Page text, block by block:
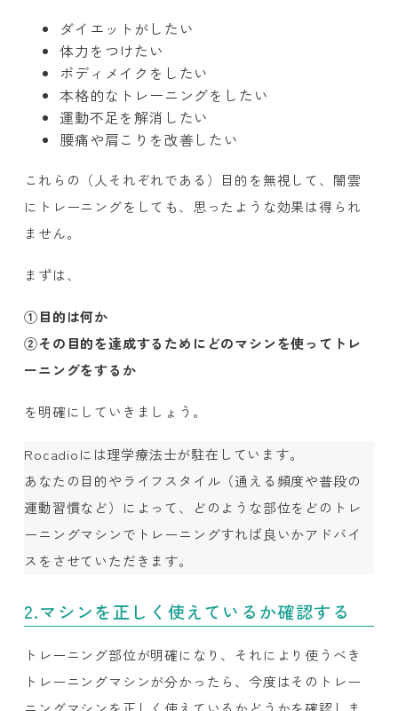
ダイエットがしたい
体力をつけたい
ボディメイクをしたい
本格的なトレーニングをしたい
運動不足を解消したい
腰痛や肩こりを改善したい
これらの（人それぞれである）目的を無視して、闇雲
にトレーニングをしても、思ったような効果は得られ
ません。
まずは、
①目的は何か
②その目的を達成するためにどのマシンを使ってトレ
ーニングをするか
を明確にしていきましょう。
Rocadioには理学療法士が駐在しています。
あなたの目的やライフスタイル（通える頻度や普段の
運動習慣など）によって、どのような部位をどのトレ
ーニングマシンでトレーニングすれば良いかアドバイ
スをさせていただきます。
2.マシンを正しく使えているか確認する
トレーニング部位が明確になり、それにより使うべき
トレーニングマシンが分かったら、今度はそのトレー